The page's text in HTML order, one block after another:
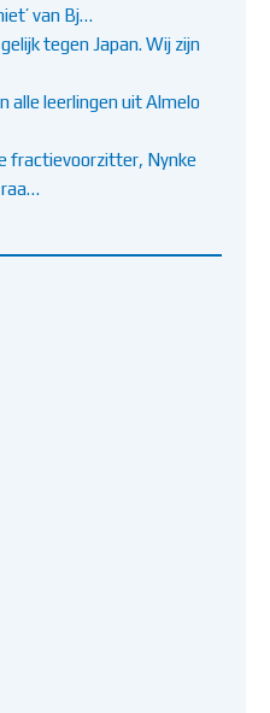
van Bj…
tegen Japan. Wij zijn
alle leerlingen uit Almelo
fractievoorzitter, Nynke